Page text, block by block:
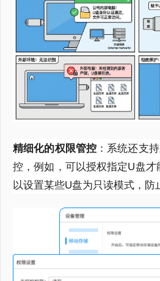
精细化的权限管控 ：系统还支
控，例如，可以授权指定U盘
以设置某些U盘为只读模式，防